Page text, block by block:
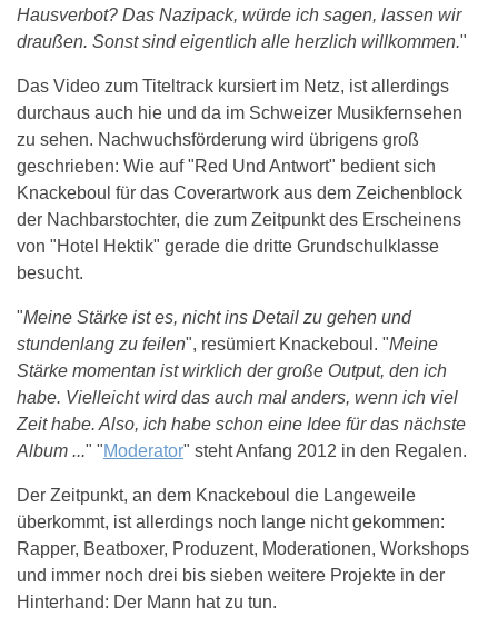
Hausverbot? Das Nazipack, würde ich sagen, lassen wir
draußen. Sonst sind eigentlich alle herzlich willkommen."
Das Video zum Titeltrack kursiert im Netz, ist allerdings
durchaus auch hie und da im Schweizer Musikfernsehen
zu sehen. Nachwuchsförderung wird übrigens groß
geschrieben: Wie auf "Red Und Antwort" bedient sich
Knackeboul für das Coverartwork aus dem Zeichenblock
der Nachbarstochter, die zum Zeitpunkt des Erscheinens
von "Hotel Hektik" gerade die dritte Grundschulklasse
besucht.
"Meine Stärke ist es, nicht ins Detail zu gehen und
stundenlang zu feilen", resümiert Knackeboul. "Meine
Stärke momentan ist wirklich der große Output, den ich
habe. Vielleicht wird das auch mal anders, wenn ich viel
Zeit habe. Also, ich habe schon eine Idee für das nächste
Album ..." "Moderator" steht Anfang 2012 in den Regalen.
Der Zeitpunkt, an dem Knackeboul die Langeweile
überkommt, ist allerdings noch lange nicht gekommen:
Rapper, Beatboxer, Produzent, Moderationen, Workshops
und immer noch drei bis sieben weitere Projekte in der
Hinterhand: Der Mann hat zu tun.